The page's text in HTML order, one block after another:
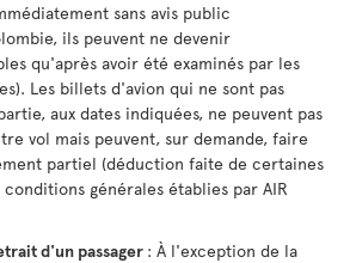
sans avis public
ils peuvent ne devenir
qu'après avoir été examinés par les
Les billets d'avion qui ne sont pas
aux dates indiquées, ne peuvent pas
vol mais peuvent, sur demande, faire
partiel (déduction faite de certaines
générales établies par AIR
d'un passager : À l'exception de la